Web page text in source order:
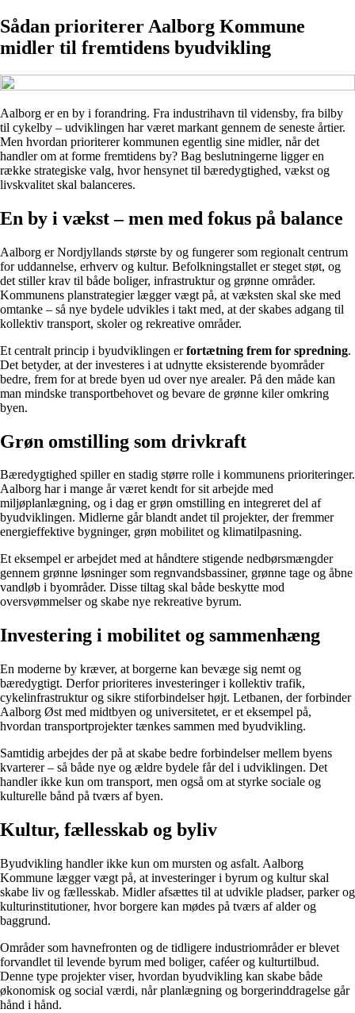
Sådan prioriterer Aalborg Kommune
midler til fremtidens byudvikling
Aalborg er en by i forandring. Fra industrihavn til vidensby, fra bilby
til cykelby – udviklingen har været markant gennem de seneste årtier.
Men hvordan prioriterer kommunen egentlig sine midler, når det
handler om at forme fremtidens by? Bag beslutningerne ligger en
række strategiske valg, hvor hensynet til bæredygtighed, vækst og
livskvalitet skal balanceres.
En by i vækst – men med fokus på balance
Aalborg er Nordjyllands største by og fungerer som regionalt centrum
for uddannelse, erhverv og kultur. Befolkningstallet er steget støt, og
det stiller krav til både boliger, infrastruktur og grønne områder.
Kommunens planstrategier lægger vægt på, at væksten skal ske med
omtanke – så nye bydele udvikles i takt med, at der skabes adgang til
kollektiv transport, skoler og rekreative områder.
Et centralt princip i byudviklingen erfortætning frem for spredning.
Det betyder, at der investeres i at udnytte eksisterende byområder
bedre, frem for at brede byen ud over nye arealer. På den måde kan
man mindske transportbehovet og bevare de grønne kiler omkring
byen.
Grøn omstilling som drivkraft
Bæredygtighed spiller en stadig større rolle i kommunens prioriteringer.
Aalborg har i mange år været kendt for sit arbejde med
miljøplanlægning, og i dag er grøn omstilling en integreret del af
byudviklingen. Midlerne går blandt andet til projekter, der fremmer
energieffektive bygninger, grøn mobilitet og klimatilpasning.
Et eksempel er arbejdet med at håndtere stigende nedbørsmængder
gennem grønne løsninger som regnvandsbassiner, grønne tage og åbne
vandløb i byområder. Disse tiltag skal både beskytte mod
oversvømmelser og skabe nye rekreative byrum.
Investering i mobilitet og sammenhæng
En moderne by kræver, at borgerne kan bevæge sig nemt og
bæredygtigt. Derfor prioriteres investeringer i kollektiv trafik,
cykelinfrastruktur og sikre stiforbindelser højt. Letbanen, der forbinder
Aalborg Øst med midtbyen og universitetet, er et eksempel på,
hvordan transportprojekter tænkes sammen med byudvikling.
Samtidig arbejdes der på at skabe bedre forbindelser mellem byens
kvarterer – så både nye og ældre bydele får del i udviklingen. Det
handler ikke kun om transport, men også om at styrke sociale og
kulturelle bånd på tværs af byen.
Kultur, fællesskab og byliv
Byudvikling handler ikke kun om mursten og asfalt. Aalborg
Kommune lægger vægt på, at investeringer i byrum og kultur skal
skabe liv og fællesskab. Midler afsættes til at udvikle pladser, parker og
kulturinstitutioner, hvor borgere kan mødes på tværs af alder og
baggrund.
Områder som havnefronten og de tidligere industriområder er blevet
forvandlet til levende byrum med boliger, caféer og kulturtilbud.
Denne type projekter viser, hvordan byudvikling kan skabe både
økonomisk og social værdi, når planlægning og borgerinddragelse går
hånd i hånd.